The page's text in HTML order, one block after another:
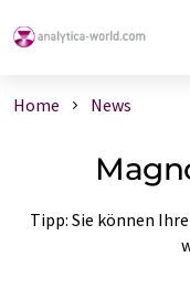
Home News
Tipp: Sie können